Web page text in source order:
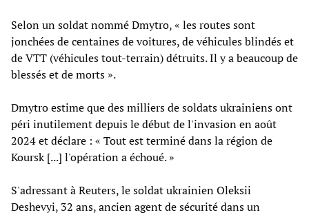
Selon un soldat nommé Dmytro, « les routes sont
jonchées de centaines de voitures, de véhicules blindés et
de VTT (véhicules tout-terrain) détruits. Il y a beaucoup de
blessés et de morts ».
Dmytro estime que des milliers de soldats ukrainiens ont
péri inutilement depuis le début de l'invasion en août
2024 et déclare : « Tout est terminé dans la région de
Koursk [...] l'opération a échoué. »
S'adressant à Reuters, le soldat ukrainien Oleksii
Deshevyi, 32 ans, ancien agent de sécurité dans un